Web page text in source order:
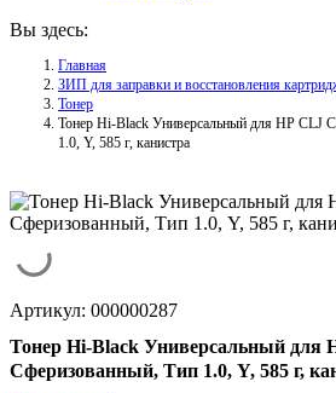
Вы здесь:
Главная
ЗИП для заправки и восстановления
Тонер
Тонер Hi-Black Универсальный для HP CLJ
1.0, Y, 585 г, канистра
Артикул: 000000287
Тонер Hi-Black Универсальный для
Сферизованный, Тип 1.0, Y, 585 г,